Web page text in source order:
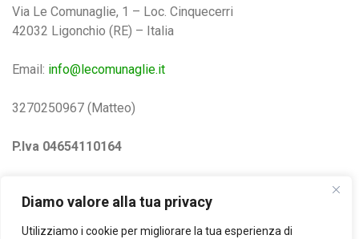
Diamo valore alla tua privacy
Utilizziamo i cookie per migliorare la tua esperienza di
Via Le Comunaglie, 1 – Loc. Cinquecerri
42032 Ligonchio (RE) – Italia
Email: info@lecomunaglie.it
3270250967 (Matteo)
P.Iva 04654110164